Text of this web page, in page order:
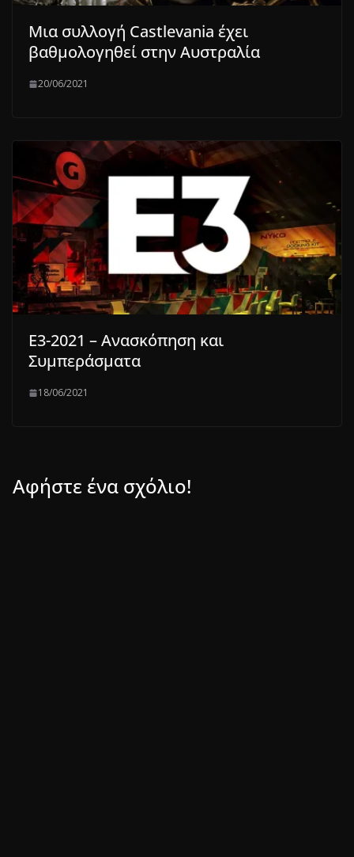
Μια συλλογή Castlevania έχει
βαθμολογηθεί στην Αυστραλία
20/06/2021
E3-2021 – Ανασκόπηση και
Συμπεράσματα
18/06/2021
Αφήστε ένα σχόλιο!